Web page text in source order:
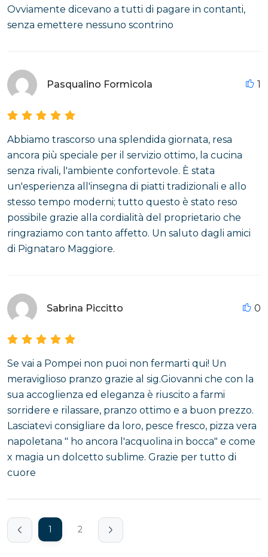
Ovviamente dicevano a tutti di pagare in contanti,
senza emettere nessuno scontrino
Pasqualino Formicola 1
Abbiamo trascorso una splendida giornata, resa
ancora più speciale per il servizio ottimo, la cucina
senza rivali, l'ambiente confortevole. È stata
un'esperienza all'insegna di piatti tradizionali e allo
stesso tempo moderni; tutto questo è stato reso
possibile grazie alla cordialità del proprietario che
ringraziamo con tanto affetto. Un saluto dagli amici
di Pignataro Maggiore.
Sabrina Piccitto 0
Se vai a Pompei non puoi non fermarti qui! Un
meraviglioso pranzo grazie al sig.Giovanni che con la
sua accoglienza ed eleganza è riuscito a farmi
sorridere e rilassare, pranzo ottimo e a buon prezzo.
Lasciatevi consigliare da loro, pesce fresco, pizza vera
napoletana " ho ancora l'acquolina in bocca" e come
x magia un dolcetto sublime. Grazie per tutto di
cuore
1 2